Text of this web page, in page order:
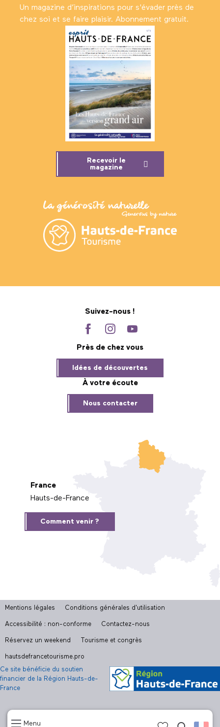
Menu
Un magazine d’inspirations pour s'évader près de
chez soi et se faire plaisir. Abonnement gratuit.
Recevoir le
magazine
Suivez-nous !
Près de chez vous
Idées de découvertes
À votre écoute
Nous contacter
France
Hauts-de-France
Comment venir ?
Mentions légales Conditions générales d'utilisation
Accessibilité : non-conforme Contactez-nous
Réservez un weekend Tourisme et congrès
hautsdefrancetourisme.pro
Ce site bénéficie du soutien
financier de la Région Hauts-de-
France